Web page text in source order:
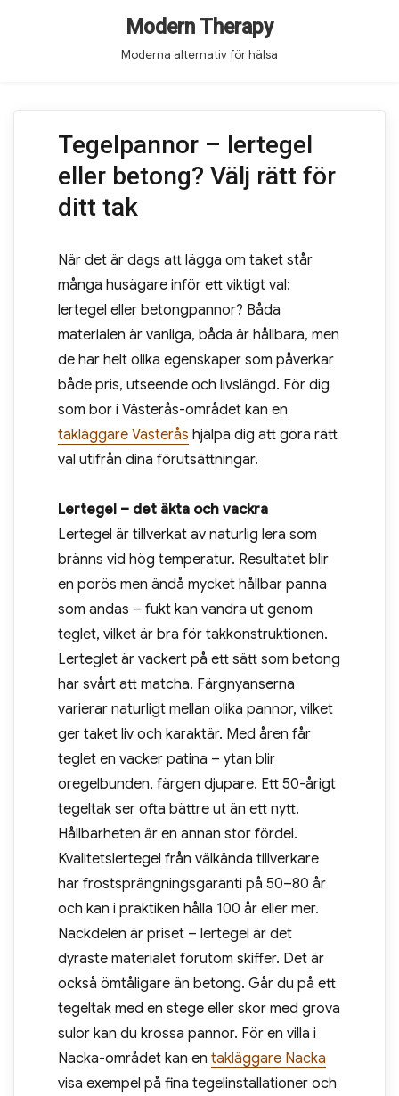
Modern Therapy
Moderna alternativ för hälsa
Tegelpannor – lertegel
eller betong? Välj rätt för
ditt tak
När det är dags att lägga om taket står
många husägare inför ett viktigt val:
lertegel eller betongpannor? Båda
materialen är vanliga, båda är hållbara, men
de har helt olika egenskaper som påverkar
både pris, utseende och livslängd. För dig
som bor i Västerås-området kan en
takläggare Västerås hjälpa dig att göra rätt
val utifrån dina förutsättningar.
Lertegel – det äkta och vackra
Lertegel är tillverkat av naturlig lera som
bränns vid hög temperatur. Resultatet blir
en porös men ändå mycket hållbar panna
som andas – fukt kan vandra ut genom
teglet, vilket är bra för takkonstruktionen.
Lerteglet är vackert på ett sätt som betong
har svårt att matcha. Färgnyanserna
varierar naturligt mellan olika pannor, vilket
ger taket liv och karaktär. Med åren får
teglet en vacker patina – ytan blir
oregelbunden, färgen djupare. Ett 50-årigt
tegeltak ser ofta bättre ut än ett nytt.
Hållbarheten är en annan stor fördel.
Kvalitetslertegel från välkända tillverkare
har frostsprängningsgaranti på 50–80 år
och kan i praktiken hålla 100 år eller mer.
Nackdelen är priset – lertegel är det
dyraste materialet förutom skiffer. Det är
också ömtåligare än betong. Går du på ett
tegeltak med en stege eller skor med grova
sulor kan du krossa pannor. För en villa i
Nacka-området kan en takläggare Nacka
visa exempel på fina tegelinstallationer och